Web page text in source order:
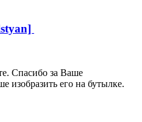
Спасибо за Ваше
изобразить его на бутылке.